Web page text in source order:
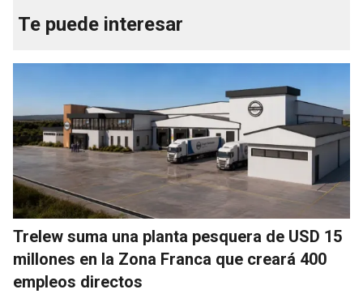
Te puede interesar
Trelew suma una planta pesquera de USD 15
millones en la Zona Franca que creará 400
empleos directos